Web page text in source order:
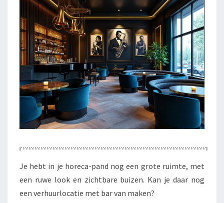
Je hebt in je horeca-pand nog een grote ruimte, met
een ruwe look en zichtbare buizen. Kan je daar nog
een verhuurlocatie met bar van maken?